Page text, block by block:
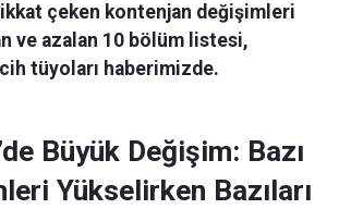
çeken kontenjan değişimleri
ve azalan 10 bölüm listesi,
tüyoları haberimizde.
Büyük Değişim: Bazı
Yükselirken Bazıları